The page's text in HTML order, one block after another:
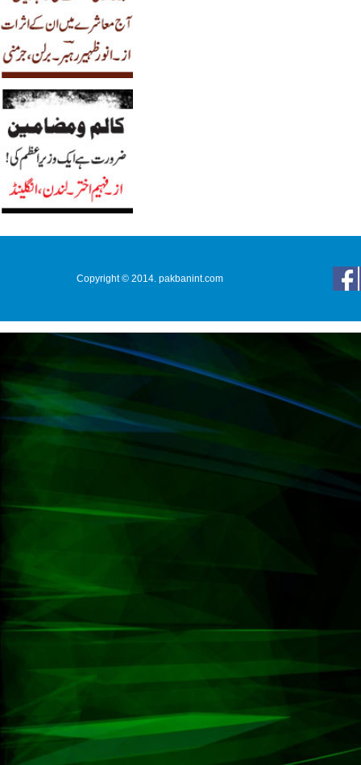
Copyright © 2014. pakbanint.com